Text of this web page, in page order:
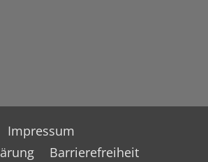
Impressum
Barrierefreiheit